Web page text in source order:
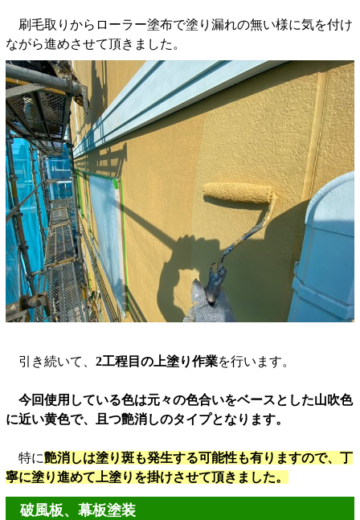
刷毛取りからローラー塗布で塗り漏れの無い様に気を付け
ながら進めさせて頂きました。
引き続いて、 2工程目の上塗り作業を行います。
今回使用している色は元々の色合いをベースとした山吹色
に近い黄色で、且つ艶消しのタイプとなります。
特に艶消しは塗り斑も発生する可能性も有りますので、丁
寧に塗り進めて上塗りを掛けさせて頂きました。
破風板、幕板塗装